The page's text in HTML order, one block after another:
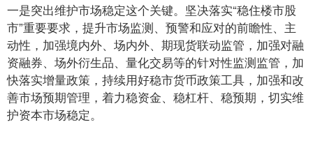
一是突出维护市场稳定这个关键。坚决落实“稳住楼市股
市”重要要求，提升市场监测、预警和应对的前瞻性、主
动性，加强境内外、场内外、期现货联动监管，加强对融
资融券、场外衍生品、量化交易等的针对性监测监管，加
快落实增量政策，持续用好稳市货币政策工具，加强和改
善市场预期管理，着力稳资金、稳杠杆、稳预期，切实维
护资本市场稳定。